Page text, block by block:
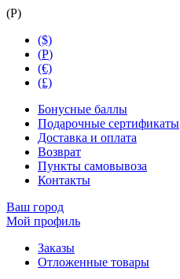
(Р)
($)
(Р)
(€)
(£)
Бонусные баллы
Подарочные сертификаты
Доставка и оплата
Возврат
Пункты самовывоза
Контакты
Ваш город
Мой профиль
Заказы
Отложенные товары